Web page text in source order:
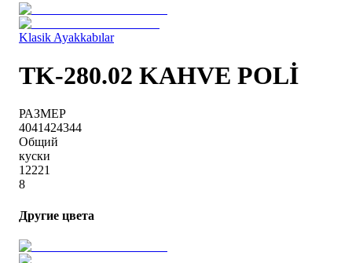
Klasik Ayakkabılar
TK-280.02 KAHVE POLİ
РАЗМЕР
4041424344
Общий
куски
12221
8
Другие цвета